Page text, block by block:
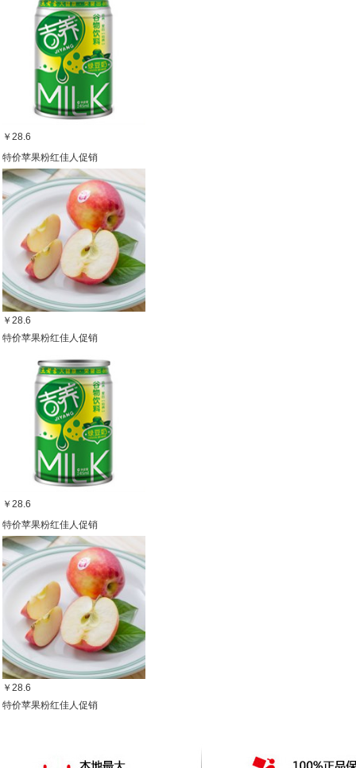
￥28.6
特价苹果粉红佳人促销
￥28.6
特价苹果粉红佳人促销
￥28.6
特价苹果粉红佳人促销
￥28.6
特价苹果粉红佳人促销